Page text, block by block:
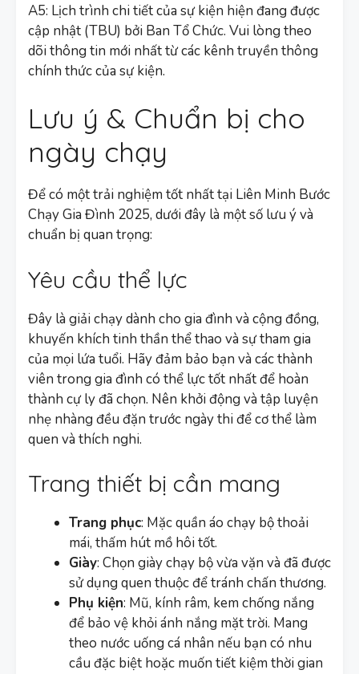
A5: Lịch trình chi tiết của sự kiện hiện đang được
cập nhật (TBU) bởi Ban Tổ Chức. Vui lòng theo
dõi thông tin mới nhất từ các kênh truyền thông
chính thức của sự kiện.
Lưu ý & Chuẩn bị cho
ngày chạy
Để có một trải nghiệm tốt nhất tại Liên Minh Bước
Chạy Gia Đình 2025, dưới đây là một số lưu ý và
chuẩn bị quan trọng:
Yêu cầu thể lực
Đây là giải chạy dành cho gia đình và cộng đồng,
khuyến khích tinh thần thể thao và sự tham gia
của mọi lứa tuổi. Hãy đảm bảo bạn và các thành
viên trong gia đình có thể lực tốt nhất để hoàn
thành cự ly đã chọn. Nên khởi động và tập luyện
nhẹ nhàng đều đặn trước ngày thi để cơ thể làm
quen và thích nghi.
Trang thiết bị cần mang
Trang phục: Mặc quần áo chạy bộ thoải
mái, thấm hút mồ hôi tốt.
Giày: Chọn giày chạy bộ vừa vặn và đã được
sử dụng quen thuộc để tránh chấn thương.
Phụ kiện: Mũ, kính râm, kem chống nắng
để bảo vệ khỏi ánh nắng mặt trời. Mang
theo nước uống cá nhân nếu bạn có nhu
cầu đặc biệt hoặc muốn tiết kiệm thời gian